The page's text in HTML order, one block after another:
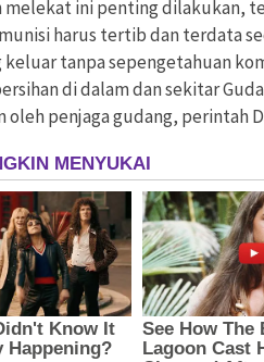
melekat ini penting dilakukan,
harus tertib dan terdata
keluar tanpa sepengetahuan
di dalam dan sekitar
penjaga gudang, perintah